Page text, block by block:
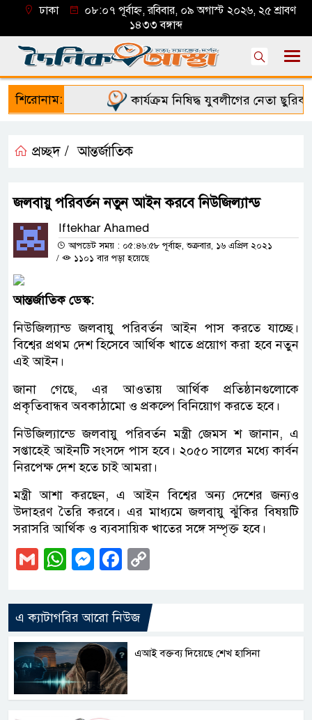
ঢাকা
০৮:০৭ পূর্বাহ্ন, রবিবার, ০৯ অগাস্ট ২০২৬, ২৫ শ্রাবণ
১৪৩৩ বঙ্গাব্দ
শিরোনাম: কার্যক্রম নিষিদ্ধ যুবলীগের নেতা
প্রচ্ছদ / আন্তর্জাতিক
জলবায়ু পরিবর্তন নতুন আইন করবে নিউজিল্যান্ড
Iftekhar Ahamed
আপডেট সময় : ০৫:৪৬:৫৮ পূর্বাহ্ন, শুক্রবার, ১৬ এপ্রিল ২০২১
/
১১০১ বার পড়া হয়েছে
আন্তর্জাতিক ডেস্ক:
নিউজিল্যান্ড জলবায়ু পরিবর্তন আইন পাস করতে যাচ্ছে।
বিশ্বের প্রথম দেশ হিসেবে আর্থিক খাতে প্রয়োগ করা হবে নতুন
এই আইন।
জানা গেছে, এর আওতায় আর্থিক প্রতিষ্ঠানগুলোকে
প্রকৃতিবান্ধব অবকাঠামো ও প্রকল্পে বিনিয়োগ করতে হবে।
নিউজিল্যান্ডে জলবায়ু পরিবর্তন মন্ত্রী জেমস শ জানান, এ
সপ্তাহেই আইনটি সংসদে পাস হবে। ২০৫০ সালের মধ্যে কার্বন
নিরপেক্ষ দেশ হতে চাই আমরা।
মন্ত্রী আশা করছেন, এ আইন বিশ্বের অন্য দেশের জন্যও
উদাহরণ তৈরি করবে। এর মাধ্যমে জলবায়ু ঝুঁকির বিষয়টি
সরাসরি আর্থিক ও ব্যবসায়িক খাতের সঙ্গে সম্পৃক্ত হবে।
GmailWhatsApp
Messenger
Facebook
এ ক্যাটাগরির আরো নিউজ
এআই বক্তব্য দিয়েছে শেখ হাসিনা